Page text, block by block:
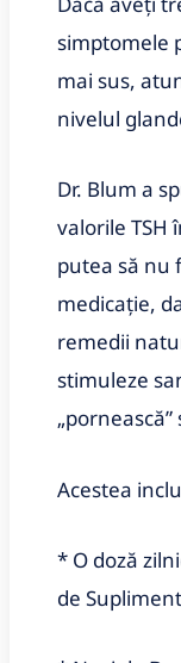
simptomele
mai sus,
nivelul
Dr. Blum a
valorile TSH
putea să nu
medicație,
remedii
stimuleze
Acestea
* O doză
de